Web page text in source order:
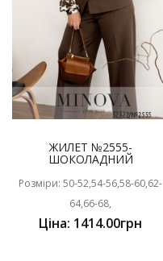
ЖИЛЕТ №2555-
ШОКОЛАДНИЙ
Розміри: 50-52,54-56,58-60,62-
64,66-68,
Ціна: 1414.00грн